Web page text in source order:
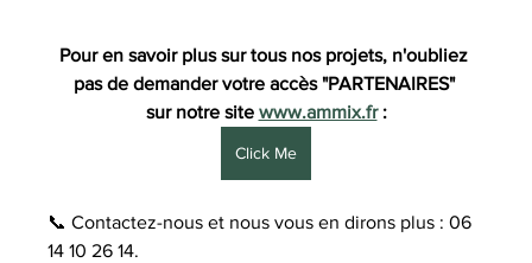
Pour en savoir plus sur tous nos projets, n'oubliez
pas de demander votre accès "PARTENAIRES"
sur notre site www.ammix.fr :
Click Me
📞 Contactez-nous et nous vous en dirons plus : 06
14 10 26 14.